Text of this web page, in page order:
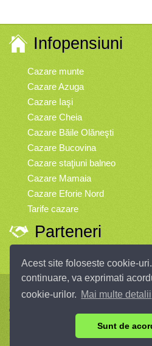
Acest site foloseste cookie-
continuare, va exprimati
cookie-urilor. Mai multe detalii
Sunt de
Infopensiuni
Cazare munte
Cazare Azuga
Cazare Iaşi
Cazare Cheia
Cazare Băile Olăneşti
Cazare Bucovina
Cazare staţiuni balneo
Cazare Mamaia
Cazare Eforie Nord
Tarife cazare
Parteneri
speciale, rezervări online.
© 2004 - 2026 SC InfoTurism Media SRL.
Toate drepturile rezervate.